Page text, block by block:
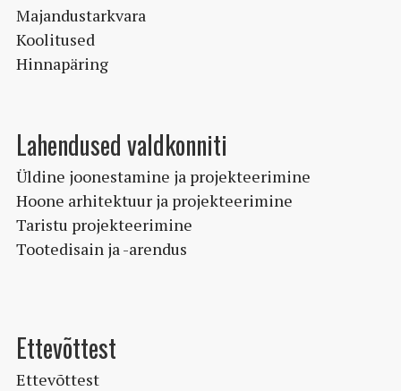
Majandustarkvara
Koolitused
Hinnapäring
Lahendused valdkonniti
Üldine joonestamine ja projekteerimine
Hoone arhitektuur ja projekteerimine
Taristu projekteerimine
Tootedisain ja -arendus
Ettevõttest
Ettevõttest